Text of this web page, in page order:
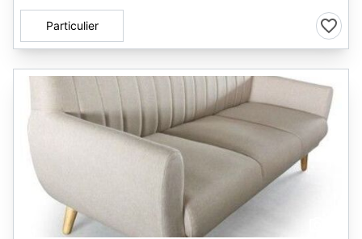
Particulier